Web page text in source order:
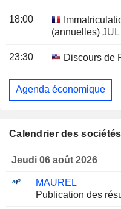
18:00
(annuelles) JUL
23:30 Discours de
Agenda économique
Calendrier des sociétés
Jeudi 06 août 2026
MAUREL
Publication des